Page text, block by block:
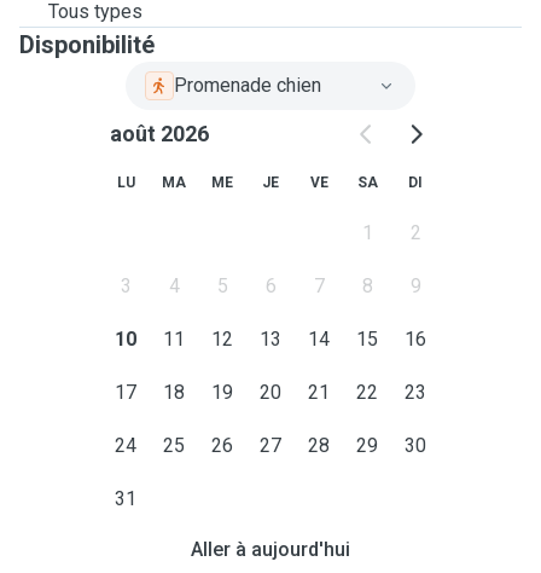
Tous types
Disponibilité
Promenade chien
août 2026
LU MA ME JE VE SA DI
1 2
3 4 5 6 7 8 9
10 11 12 13 14 15 16
17 18 19 20 21 22 23
24 25 26 27 28 29 30
31
Aller à aujourd'hui